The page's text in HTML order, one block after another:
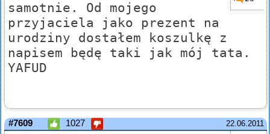
samotnie. Od mojego
przyjaciela jako prezent na
urodziny dostałem koszulkę z
napisem będę taki jak mój tata.
YAFUD
22.06.2011
#7609 1027